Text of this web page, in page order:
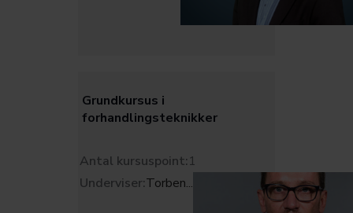
Grundkursus i
forhandlingsteknikker
Antal kursuspoint:1
Underviser:Torben...